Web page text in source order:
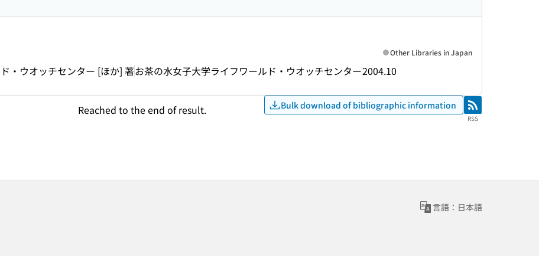
・ウオッチセンター [ほか] 著お茶の水女子大学ライフワールド・ウオッチセンター2004.10
Other Libraries in Japan
Reached to the end of result. Bulk download of bibliographic information RSS
RSS
言語：日本語